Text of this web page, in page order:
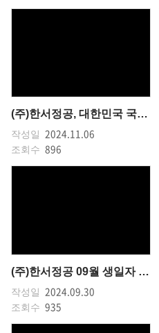
(주)한서정공, 대한민국 국제농기계자재박람회 참가 및 산업포장 수상
작성일 2024.11.06
조회수 896
(주)한서정공 09월 생일자 이벤트
작성일 2024.09.30
조회수 935